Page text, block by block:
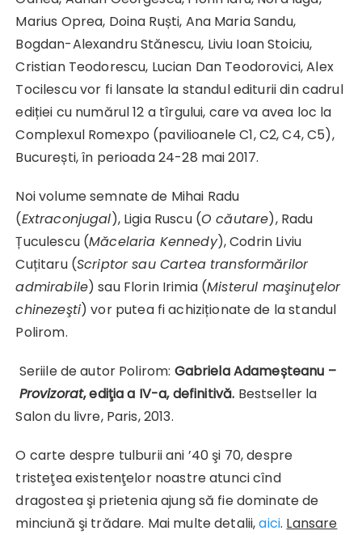
Marius Oprea, Doina Ruști, Ana Maria Sandu,
Bogdan-Alexandru Stănescu, Liviu Ioan Stoiciu,
Cristian Teodorescu, Lucian Dan Teodorovici, Alex
Tocilescu vor fi lansate la standul editurii din cadrul
ediției cu numărul 12 a tîrgului, care va avea loc la
Complexul Romexpo (pavilioanele C1, C2, C4, C5),
București, în perioada 24-28 mai 2017.
Noi volume semnate de Mihai Radu
(Extraconjugal), Ligia Ruscu (O căutare), Radu
Țuculescu (Măcelaria Kennedy), Codrin Liviu
Cuțitaru (Scriptorsau Cartea transformărilor
admirabile) sau Florin Irimia (Misterul maşinuţelor
chinezeşti) vor putea fi achiziționate de la standul
Polirom.
Seriile de autor Polirom: Gabriela Adameșteanu –
Provizorat, ediţia a IV-a, definitivă. Bestseller la
Salon du livre, Paris, 2013.
O carte despre tulburii ani ’40 şi 70, despre
tristeţea existenţelor noastre atunci cînd
dragostea şi prietenia ajung să fie dominate de
minciună şi trădare. Mai multe detalii,aici. Lansare